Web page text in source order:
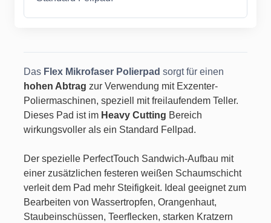
Das Flex Mikrofaser Polierpad sorgt für einen
hohen Abtrag zur Verwendung mit Exzenter-
Poliermaschinen, speziell mit freilaufendem Teller.
Dieses Pad ist im Heavy Cutting Bereich
wirkungsvoller als ein Standard Fellpad.
Der spezielle PerfectTouch Sandwich-Aufbau mit
einer zusätzlichen festeren weißen Schaumschicht
verleit dem Pad mehr Steifigkeit. Ideal geeignet zum
Bearbeiten von Wassertropfen, Orangenhaut,
Staubeinschüssen, Teerflecken, starken Kratzern